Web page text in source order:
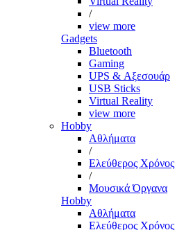
/
view more
Gadgets
Bluetooth
Gaming
UPS & Αξεσουάρ
USB Sticks
Virtual Reality
view more
Hobby
Αθλήματα
/
Ελεύθερος Χρόνος
/
Μουσικά Όργανα
Hobby
Αθλήματα
Ελεύθερος Χρόνος